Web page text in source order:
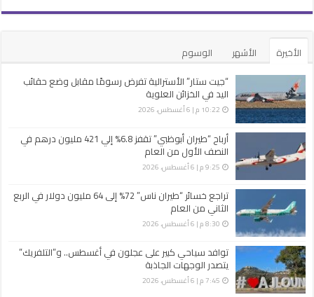
الأخيرة الأشهر
الوسوم
“جيت ستار” الأسترالية تفرض رسومًا مقابل وضع حقائب
اليد في الخزائن العلوية
10:22 م | 6 أغسطس، 2026
أرباح “طيران أبوظبي” تقفز 6.8% إلي 421 مليون درهم في
النصف الأول من العام
9:25 م | 6 أغسطس، 2026
تراجع خسائر “طيران ناس” 72% إلى 64 مليون دولار في الربع
الثاني من العام
8:30 م | 6 أغسطس، 2026
توافد سياحي كبير على عجلون في أغسطس.. و”التلفريك”
يتصدر الوجهات الجاذبة
7:45 م | 6 أغسطس، 2026